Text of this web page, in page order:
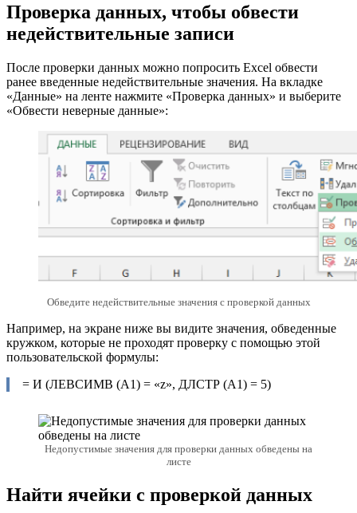
Проверка данных, чтобы обвести
недействительные записи
После проверки данных можно попросить Excel обвести
ранее введенные недействительные значения. На вкладке
«Данные» на ленте нажмите «Проверка данных» и выберите
«Обвести неверные данные»:
Обведите недействительные значения с проверкой данных
Например, на экране ниже вы видите значения, обведенные
кружком, которые не проходят проверку с помощью этой
пользовательской формулы:
= И (ЛЕВСИМВ (А1) = «z», ДЛСТР (A1) = 5)
Недопустимые значения для проверки данных обведены на
листе
Найти ячейки с проверкой данных